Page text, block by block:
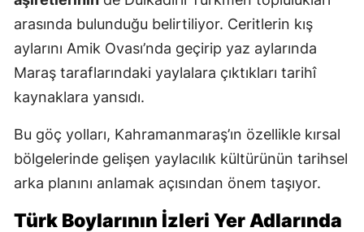
arasında bulunduğu belirtiliyor. Ceritlerin kış
aylarını Amik Ovası’nda geçirip yaz aylarında
Maraş taraflarındaki yaylalara çıktıkları tarihî
kaynaklara yansıdı.
Bu göç yolları, Kahramanmaraş’ın özellikle kırsal
bölgelerinde gelişen yaylacılık kültürünün tarihsel
arka planını anlamak açısından önem taşıyor.
Türk Boylarının İzleri Yer Adlarında